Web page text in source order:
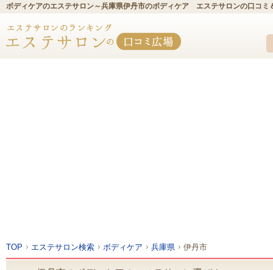
ボディケアのエステサロン～兵庫県伊丹市のボディケア エステサロンの口コミ
TOP エステサロン検索 ボディケア 兵庫県 伊丹市